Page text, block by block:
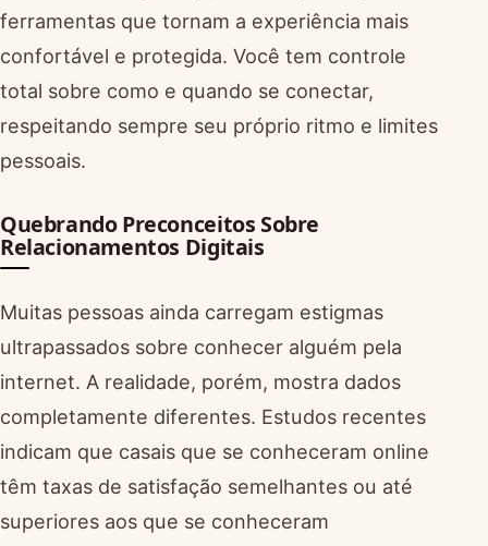
ferramentas que tornam a experiência mais
confortável e protegida. Você tem controle
total sobre como e quando se conectar,
respeitando sempre seu próprio ritmo e limites
pessoais.
Quebrando Preconceitos Sobre
Relacionamentos Digitais
Muitas pessoas ainda carregam estigmas
ultrapassados sobre conhecer alguém pela
internet. A realidade, porém, mostra dados
completamente diferentes. Estudos recentes
indicam que casais que se conheceram online
têm taxas de satisfação semelhantes ou até
superiores aos que se conheceram